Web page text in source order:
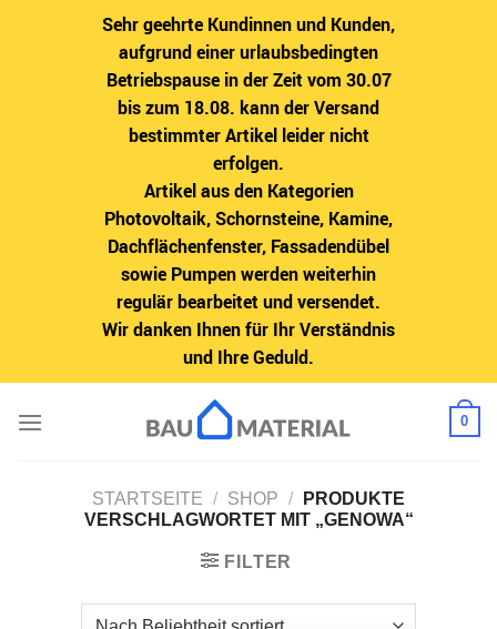
Sehr geehrte Kundinnen und Kunden,
aufgrund einer urlaubsbedingten
Betriebspause in der Zeit vom 30.07
bis zum 18.08. kann der Versand
bestimmter Artikel leider nicht
erfolgen.
Artikel aus den Kategorien
Photovoltaik, Schornsteine, Kamine,
Dachflächenfenster, Fassadendübel
sowie Pumpen werden weiterhin
regulär bearbeitet und versendet.
Wir danken Ihnen für Ihr Verständnis
und Ihre Geduld.
Inhalt
0
STARTSEITE / SHOP /
PRODUKTE
VERSCHLAGWORTET MIT „GENOWA“
FILTER